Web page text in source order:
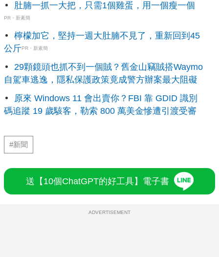
肚腩一抓一大把，只需1個雞蛋，用一個瘦一個
PR・新素簡
檸檬加它，堅持一週大肚腩不見了，重新回到45
公斤PR・新素簡
29顆鏡頭也抓不到一個賊？舊金山竊賊搭Waymo
自駕車逃逸，隱私保護政策竟成警方辦案最大阻礙
原來 Windows 11 會出賣你？FBI 靠 GDID 識別
碼追蹤 19 歲駭客，勒索 800 萬美金慘遭引渡受審
#新聞
送【10個ChatGPT的好工具】電子書
ADVERTISEMENT